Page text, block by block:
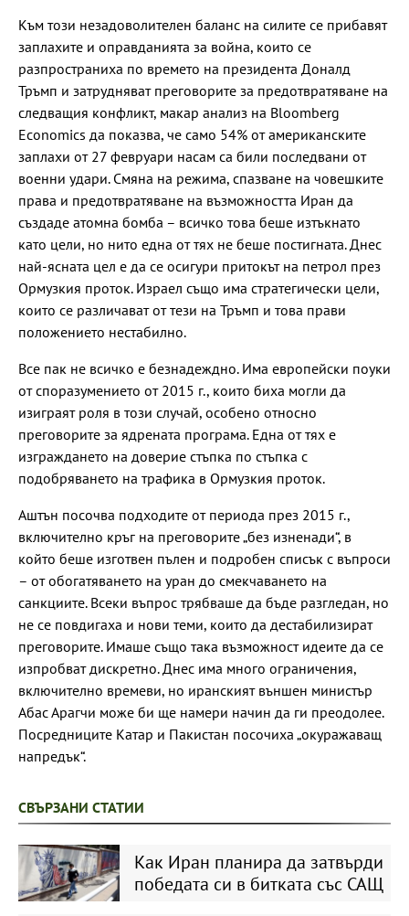
Към този незадоволителен баланс на силите се прибавят
заплахите и оправданията за война, които се
разпространиха по времето на президента Доналд
Тръмп и затрудняват преговорите за предотвратяване на
следващия конфликт, макар анализ на Bloomberg
Economics да показва, че само 54% от американските
заплахи от 27 февруари насам са били последвани от
военни удари. Смяна на режима, спазване на човешките
права и предотвратяване на възможността Иран да
създаде атомна бомба – всичко това беше изтъкнато
като цели, но нито една от тях не беше постигната. Днес
най-ясната цел е да се осигури притокът на петрол през
Ормузкия проток. Израел също има стратегически цели,
които се различават от тези на Тръмп и това прави
положението нестабилно.
Все пак не всичко е безнадеждно. Има европейски поуки
от споразумението от 2015 г., които биха могли да
изиграят роля в този случай, особено относно
преговорите за ядрената програма. Една от тях е
изграждането на доверие стъпка по стъпка с
подобряването на трафика в Ормузкия проток.
Аштън посочва подходите от периода през 2015 г.,
включително кръг на преговорите „без изненади“, в
който беше изготвен пълен и подробен списък с въпроси
– от обогатяването на уран до смекчаването на
санкциите. Всеки въпрос трябваше да бъде разгледан, но
не се повдигаха и нови теми, които да дестабилизират
преговорите. Имаше също така възможност идеите да се
изпробват дискретно. Днес има много ограничения,
включително времеви, но иранският външен министър
Абас Арагчи може би ще намери начин да ги преодолее.
Посредниците Катар и Пакистан посочиха „окуражаващ
напредък“.
СВЪРЗАНИ СТАТИИ
Как Иран планира да затвърди
победата си в битката със САЩ